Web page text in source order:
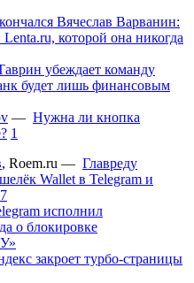
Вячеслав Варванин:
которой она никогда
убеждает команду
будет лишь финансовым
— Нужна ли кнопка
1
, Roem.ru — Главреду
Wallet в Telegram и
7
исполнил
о блокировке
закроет турбо-страницы